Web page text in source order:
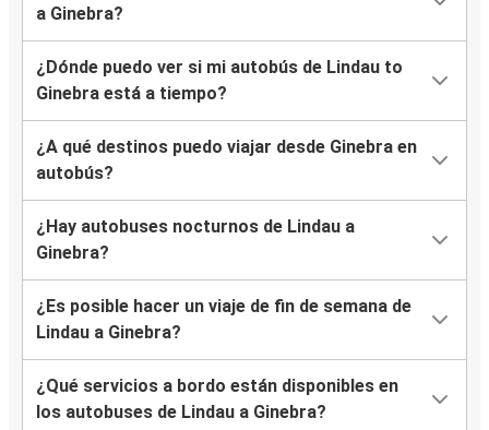
a Ginebra?
¿Dónde puedo ver si mi autobús de Lindau to
Ginebra está a tiempo?
¿A qué destinos puedo viajar desde Ginebra en
autobús?
¿Hay autobuses nocturnos de Lindau a
Ginebra?
¿Es posible hacer un viaje de fin de semana de
Lindau a Ginebra?
¿Qué servicios a bordo están disponibles en
los autobuses de Lindau a Ginebra?